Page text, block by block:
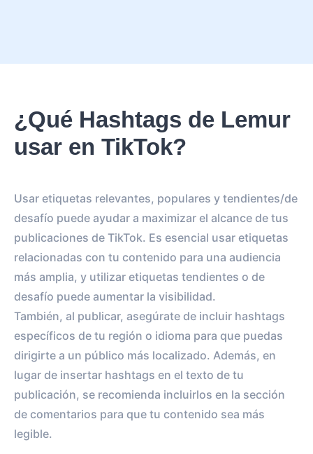
¿Qué Hashtags de Lemur
usar en TikTok?
Usar etiquetas relevantes, populares y tendientes/de
desafío puede ayudar a maximizar el alcance de tus
publicaciones de TikTok. Es esencial usar etiquetas
relacionadas con tu contenido para una audiencia
más amplia, y utilizar etiquetas tendientes o de
desafío puede aumentar la visibilidad.
También, al publicar, asegúrate de incluir hashtags
específicos de tu región o idioma para que puedas
dirigirte a un público más localizado. Además, en
lugar de insertar hashtags en el texto de tu
publicación, se recomienda incluirlos en la sección
de comentarios para que tu contenido sea más
legible.